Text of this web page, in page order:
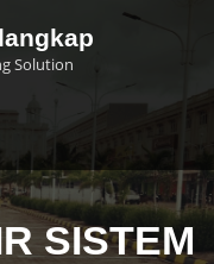
Solution
SISTEM